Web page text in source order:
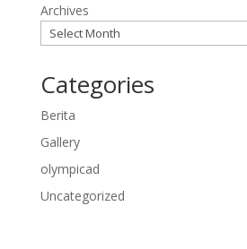
Archives
Categories
Berita
Gallery
olympicad
Uncategorized